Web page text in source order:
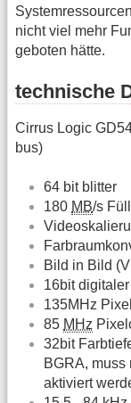
nicht viel mehr
geboten hätte.
technische
Cirrus Logic
bus)
64 bit blitter
180 MB/s
Bild in Bild
16bit
135MHz
85 MHz
32bit
BGRA, muss
aktiviert